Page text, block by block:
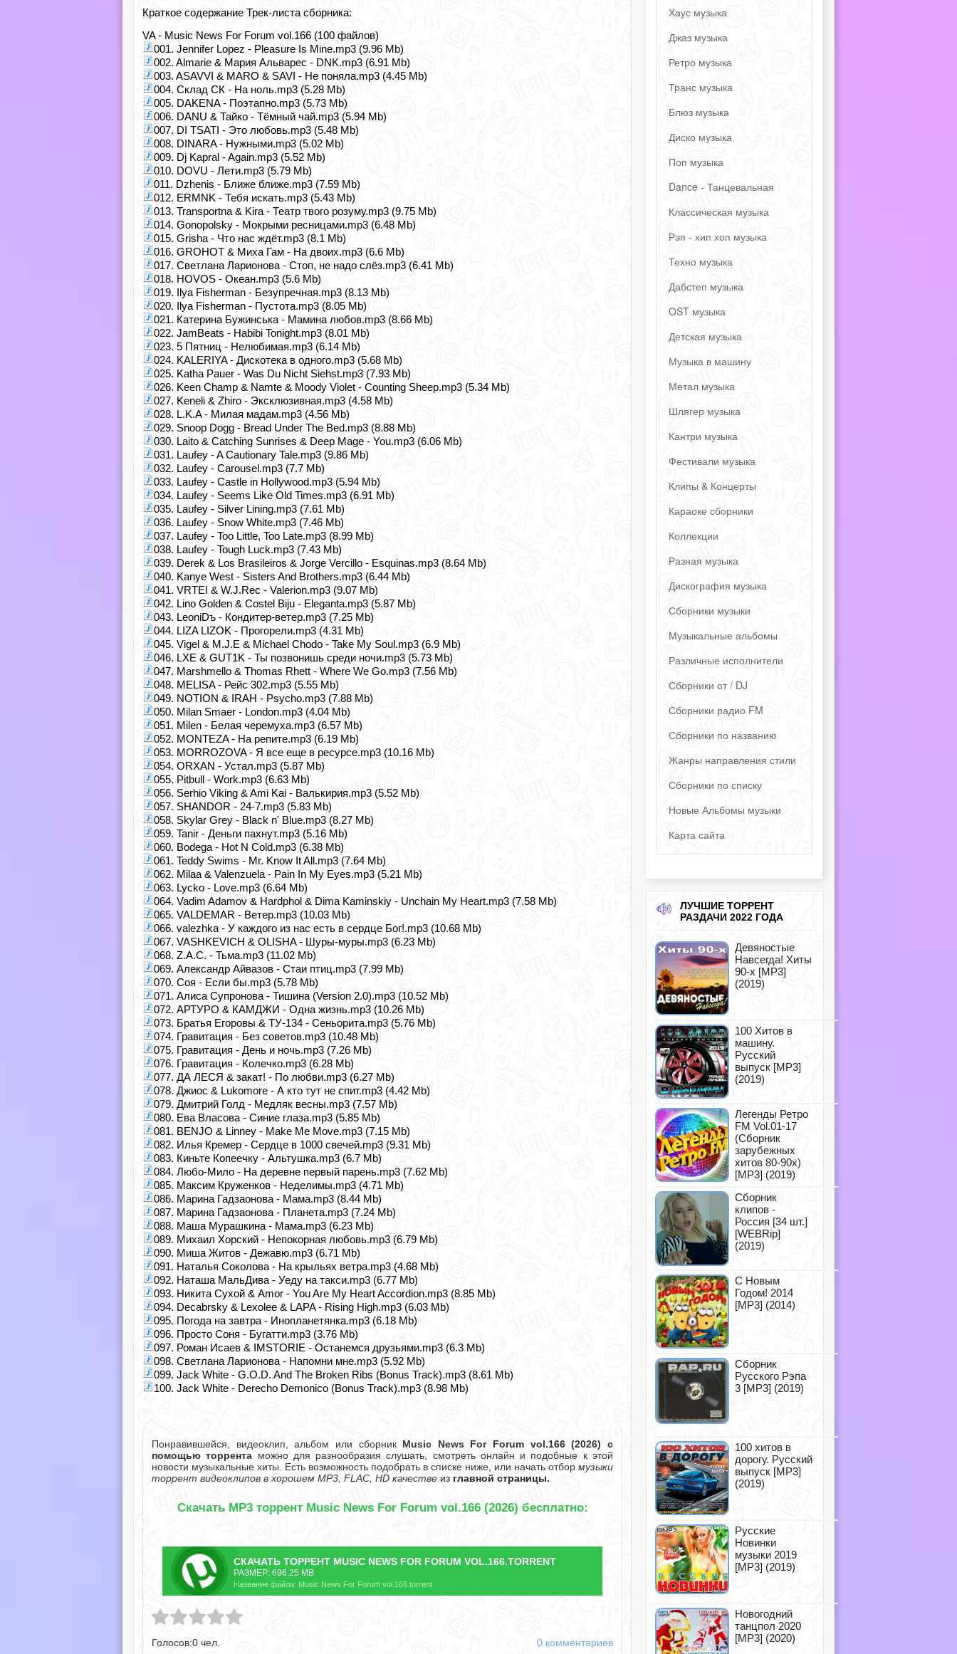
Краткое содержание Трек-листа сборника:
VA - Music News For Forum vol.166 (100 файлов)
001. Jennifer Lopez - Pleasure Is Mine.mp3 (9.96 Mb)
002. Almarie & Мария Альварес - DNK.mp3 (6.91 Mb)
003. ASAVVI & MARO & SAVI - Не поняла.mp3 (4.45 Mb)
004. Склад СК - На ноль.mp3 (5.28 Mb)
005. DAKENA - Поэтапно.mp3 (5.73 Mb)
006. DANU & Тайко - Тёмный чай.mp3 (5.94 Mb)
007. DI TSATI - Это любовь.mp3 (5.48 Mb)
008. DINARA - Нужными.mp3 (5.02 Mb)
009. Dj Kapral - Again.mp3 (5.52 Mb)
010. DOVU - Лети.mp3 (5.79 Mb)
011. Dzhenis - Ближе ближе.mp3 (7.59 Mb)
012. ERMNK - Тебя искать.mp3 (5.43 Mb)
013. Transportna & Kira - Театр твого розуму.mp3 (9.75 Mb)
014. Gonopolsky - Мокрыми ресницами.mp3 (6.48 Mb)
015. Grisha - Что нас ждёт.mp3 (8.1 Mb)
016. GROHOT & Миха Гам - На двоих.mp3 (6.6 Mb)
017. Светлана Ларионова - Стоп, не надо слёз.mp3 (6.41 Mb)
018. HOVOS - Океан.mp3 (5.6 Mb)
019. Ilya Fisherman - Безупречная.mp3 (8.13 Mb)
020. Ilya Fisherman - Пустота.mp3 (8.05 Mb)
021. Катерина Бужинська - Мамина любов.mp3 (8.66 Mb)
022. JamBeats - Habibi Tonight.mp3 (8.01 Mb)
023. 5 Пятниц - Нелюбимая.mp3 (6.14 Mb)
024. KALERIYA - Дискотека в одного.mp3 (5.68 Mb)
025. Katha Pauer - Was Du Nicht Siehst.mp3 (7.93 Mb)
026. Keen Champ & Namte & Moody Violet - Counting Sheep.mp3 (5.34 Mb)
027. Keneli & Zhiro - Эксклюзивная.mp3 (4.58 Mb)
028. L.K.A - Милая мадам.mp3 (4.56 Mb)
029. Snoop Dogg - Bread Under The Bed.mp3 (8.88 Mb)
030. Laito & Catching Sunrises & Deep Mage - You.mp3 (6.06 Mb)
031. Laufey - A Cautionary Tale.mp3 (9.86 Mb)
032. Laufey - Carousel.mp3 (7.7 Mb)
033. Laufey - Castle in Hollywood.mp3 (5.94 Mb)
034. Laufey - Seems Like Old Times.mp3 (6.91 Mb)
035. Laufey - Silver Lining.mp3 (7.61 Mb)
036. Laufey - Snow White.mp3 (7.46 Mb)
037. Laufey - Too Little, Too Late.mp3 (8.99 Mb)
038. Laufey - Tough Luck.mp3 (7.43 Mb)
039. Derek & Los Brasileiros & Jorge Vercillo - Esquinas.mp3 (8.64 Mb)
040. Kanye West - Sisters And Brothers.mp3 (6.44 Mb)
041. VRTEI & W.J.Rec - Valerion.mp3 (9.07 Mb)
042. Lino Golden & Costel Biju - Eleganta.mp3 (5.87 Mb)
043. LeoniDъ - Кондитер-ветер.mp3 (7.25 Mb)
044. LIZA LIZOK - Прогорели.mp3 (4.31 Mb)
045. Vigel & M.J.E & Michael Chodo - Take My Soul.mp3 (6.9 Mb)
046. LXE & GUT1K - Ты позвонишь среди ночи.mp3 (5.73 Mb)
047. Marshmello & Thomas Rhett - Where We Go.mp3 (7.56 Mb)
048. MELISA - Рейс 302.mp3 (5.55 Mb)
049. NOTION & IRAH - Psycho.mp3 (7.88 Mb)
050. Milan Smaer - London.mp3 (4.04 Mb)
051. Milen - Белая черемуха.mp3 (6.57 Mb)
052. MONTEZA - На репите.mp3 (6.19 Mb)
053. MORROZOVA - Я все еще в ресурсе.mp3 (10.16 Mb)
054. ORXAN - Устал.mp3 (5.87 Mb)
055. Pitbull - Work.mp3 (6.63 Mb)
056. Serhio Viking & Ami Kai - Валькирия.mp3 (5.52 Mb)
057. SHANDOR - 24-7.mp3 (5.83 Mb)
058. Skylar Grey - Black n' Blue.mp3 (8.27 Mb)
059. Tanir - Деньги пахнут.mp3 (5.16 Mb)
060. Bodega - Hot N Cold.mp3 (6.38 Mb)
061. Teddy Swims - Mr. Know It All.mp3 (7.64 Mb)
062. Milaa & Valenzuela - Pain In My Eyes.mp3 (5.21 Mb)
063. Lycko - Love.mp3 (6.64 Mb)
064. Vadim Adamov & Hardphol & Dima Kaminskiy - Unchain My Heart.mp3 (7.58 Mb)
065. VALDEMAR - Ветер.mp3 (10.03 Mb)
066. valezhka - У каждого из нас есть в сердце Бог!.mp3 (10.68 Mb)
067. VASHKEVICH & OLISHA - Шуры-муры.mp3 (6.23 Mb)
068. Z.A.C. - Тьма.mp3 (11.02 Mb)
069. Александр Айвазов - Стаи птиц.mp3 (7.99 Mb)
070. Соя - Если бы.mp3 (5.78 Mb)
071. Алиса Супронова - Тишина (Version 2.0).mp3 (10.52 Mb)
072. АРТУРО & КАМДЖИ - Одна жизнь.mp3 (10.26 Mb)
073. Братья Егоровы & ТУ-134 - Сеньорита.mp3 (5.76 Mb)
074. Гравитация - Без советов.mp3 (10.48 Mb)
075. Гравитация - День и ночь.mp3 (7.26 Mb)
076. Гравитация - Колечко.mp3 (6.28 Mb)
077. ДА ЛЕСЯ & закат! - По любви.mp3 (6.27 Mb)
078. Джиос & Lukomore - А кто тут не спит.mp3 (4.42 Mb)
079. Дмитрий Голд - Медляк весны.mp3 (7.57 Mb)
080. Ева Власова - Синие глаза.mp3 (5.85 Mb)
081. BENJO & Linney - Make Me Move.mp3 (7.15 Mb)
082. Илья Кремер - Сердце в 1000 свечей.mp3 (9.31 Mb)
083. Киньте Копеечку - Альтушка.mp3 (6.7 Mb)
084. Любо-Мило - На деревне первый парень.mp3 (7.62 Mb)
085. Максим Круженков - Неделимы.mp3 (4.71 Mb)
086. Марина Гадзаонова - Мама.mp3 (8.44 Mb)
087. Марина Гадзаонова - Планета.mp3 (7.24 Mb)
088. Маша Мурашкина - Мама.mp3 (6.23 Mb)
089. Михаил Хорский - Непокорная любовь.mp3 (6.79 Mb)
090. Миша Житов - Дежавю.mp3 (6.71 Mb)
091. Наталья Соколова - На крыльях ветра.mp3 (4.68 Mb)
092. Наташа МальДива - Уеду на такси.mp3 (6.77 Mb)
093. Никита Сухой & Amor - You Are My Heart Accordion.mp3 (8.85 Mb)
094. Decabrsky & Lexolee & LAPA - Rising High.mp3 (6.03 Mb)
095. Погода на завтра - Инопланетянка.mp3 (6.18 Mb)
096. Просто Соня - Бугатти.mp3 (3.76 Mb)
097. Роман Исаев & IMSTORIE - Останемся друзьями.mp3 (6.3 Mb)
098. Светлана Ларионова - Напомни мне.mp3 (5.92 Mb)
099. Jack White - G.O.D. And The Broken Ribs (Bonus Track).mp3 (8.61 Mb)
100. Jack White - Derecho Demonico (Bonus Track).mp3 (8.98 Mb)
Понравившейся, видеоклип, альбом или сборник Music News For Forum vol.166 (2026) с
помощью торрента можно для разнообразия слушать, смотреть онлайн и подобные к этой
новости музыкальные хиты. Есть возможность подобрать в списке ниже, или начать отбор музыки
торрент видеоклипов в хорошем MP3, FLAC, HD качестве из главной страницы.
Скачать MP3 торрент Music News For Forum vol.166 (2026) бесплатно:
СКАЧАТЬ ТОРРЕНТ MUSIC NEWS FOR FORUM VOL.166.TORRENT
РАЗМЕР: 696.25 MB
Название файла: Music News For Forum vol.166.torrent
Голосов:0 чел. 0 комментариев
Хаус музыка
Джаз музыка
Ретро музыка
Транс музыка
Блюз музыка
Диско музыка
Поп музыка
Dance - Танцевальная
Классическая музыка
Рэп - хип хоп музыка
Техно музыка
Дабстеп музыка
OST музыка
Детская музыка
Музыка в машину
Метал музыка
Шлягер музыка
Кантри музыка
Фестивали музыка
Клипы & Концерты
Караоке сборники
Коллекции
Разная музыка
Дискография музыка
Сборники музыки
Музыкальные альбомы
Различные исполнители
Сборники от / DJ
Сборники радио FM
Сборники по названию
Жанры направления стили
Сборники по списку
Новые Альбомы музыки
Карта сайта
ЛУЧШИЕ ТОРРЕНТ
РАЗДАЧИ 2022 ГОДА
Девяностые
Навсегда! Хиты
90-х [MP3]
(2019)
100 Хитов в
машину.
Русский
выпуск [MP3]
(2019)
Легенды Ретро
FM Vol.01-17
(Сборник
зарубежных
хитов 80-90х)
[MP3] (2019)
Сборник
клипов -
Россия [34 шт.]
[WEBRip]
(2019)
С Новым
Годом! 2014
[MP3] (2014)
Сборник
Русского Рэпа
3 [MP3] (2019)
100 хитов в
дорогу. Русский
выпуск [MP3]
(2019)
Русские
Новинки
музыки 2019
[MP3] (2019)
Новогодний
танцпол 2020
[MP3] (2020)